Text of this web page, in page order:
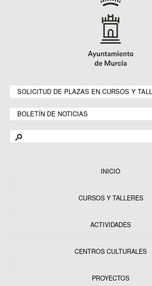
SOLICITUD DE PLAZAS EN CURSOS Y
BOLETÍN DE NOTICIAS
INICIO
CURSOS Y TALLERES
ACTIVIDADES
CENTROS CULTURALES
PROYECTOS